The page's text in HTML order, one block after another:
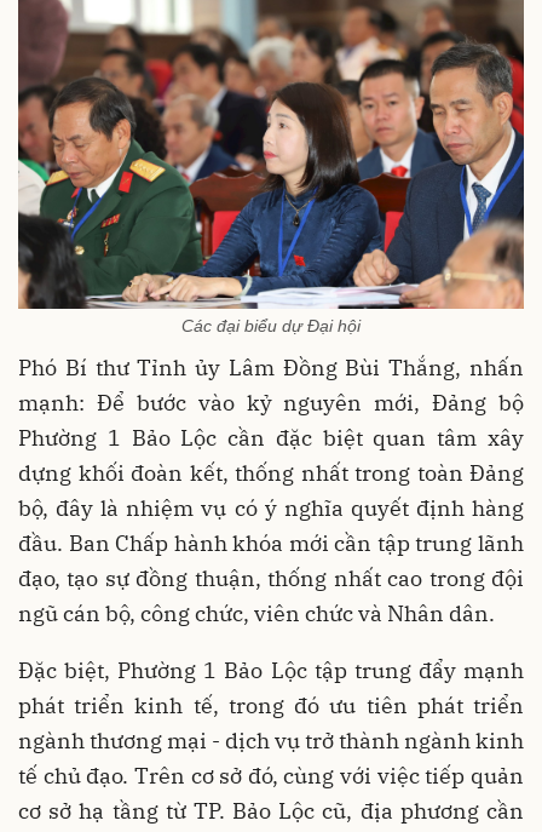
Các đại biểu dự Đại hội
Phó Bí thư Tỉnh ủy Lâm Đồng Bùi Thắng, nhấn
mạnh: Để bước vào kỷ nguyên mới, Đảng bộ
Phường 1 Bảo Lộc cần đặc biệt quan tâm xây
dựng khối đoàn kết, thống nhất trong toàn Đảng
bộ, đây là nhiệm vụ có ý nghĩa quyết định hàng
đầu. Ban Chấp hành khóa mới cần tập trung lãnh
đạo, tạo sự đồng thuận, thống nhất cao trong đội
ngũ cán bộ, công chức, viên chức và Nhân dân.
Đặc biệt, Phường 1 Bảo Lộc tập trung đẩy mạnh
phát triển kinh tế, trong đó ưu tiên phát triển
ngành thương mại - dịch vụ trở thành ngành kinh
tế chủ đạo. Trên cơ sở đó, cùng với việc tiếp quản
cơ sở hạ tầng từ TP. Bảo Lộc cũ, địa phương cần